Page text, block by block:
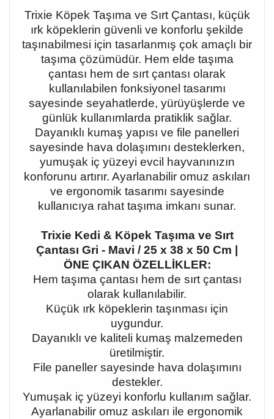
Trixie Köpek Taşıma ve Sırt Çantası, küçük
ırk köpeklerin güvenli ve konforlu şekilde
taşınabilmesi için tasarlanmış çok amaçlı bir
taşıma çözümüdür. Hem elde taşıma
çantası hem de sırt çantası olarak
kullanılabilen fonksiyonel tasarımı
sayesinde seyahatlerde, yürüyüşlerde ve
günlük kullanımlarda pratiklik sağlar.
Dayanıklı kumaş yapısı ve file panelleri
sayesinde hava dolaşımını desteklerken,
yumuşak iç yüzeyi evcil hayvanınızın
konforunu artırır. Ayarlanabilir omuz askıları
ve ergonomik tasarımı sayesinde
kullanıcıya rahat taşıma imkanı sunar.
Trixie Kedi & Köpek Taşıma ve Sırt
Çantası Gri - Mavi / 25 x 38 x 50 Cm |
ÖNE ÇIKAN ÖZELLİKLER:
Hem taşıma çantası hem de sırt çantası
olarak kullanılabilir.
Küçük ırk köpeklerin taşınması için
uygundur.
Dayanıklı ve kaliteli kumaş malzemeden
üretilmiştir.
File paneller sayesinde hava dolaşımını
destekler.
Yumuşak iç yüzeyi konforlu kullanım sağlar.
Ayarlanabilir omuz askıları ile ergonomik